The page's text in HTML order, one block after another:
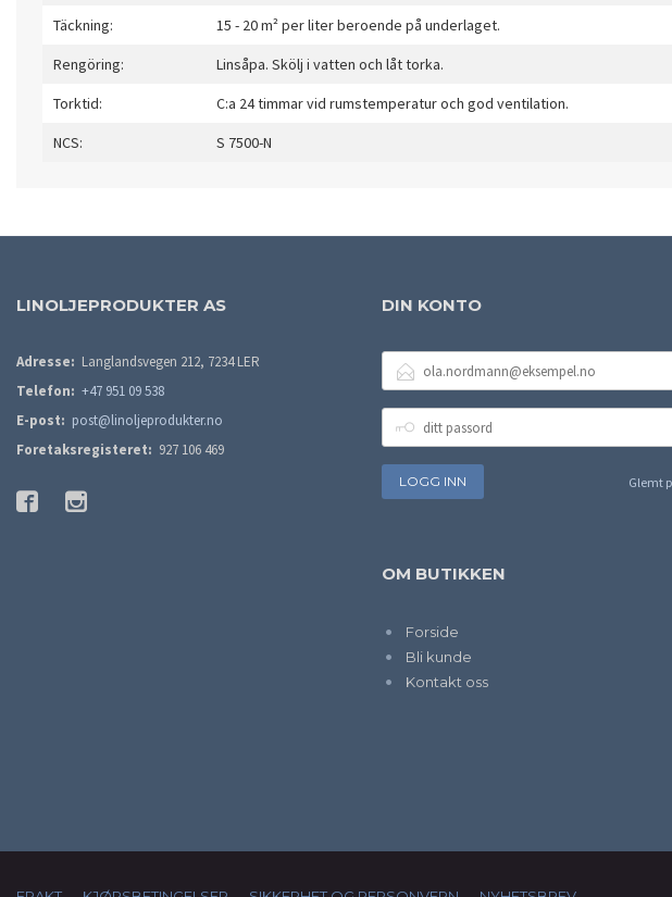
Täckning:
15 - 20 m² per liter beroende på underlaget.
Rengöring:
Linsåpa. Skölj i vatten och låt torka.
Torktid:
C:a 24 timmar vid rumstemperatur och god ventilation.
NCS:
S 7500-N
LINOLJEPRODUKTER AS
Adresse: Langlandsvegen 212, 7234 LER
Telefon: +47 951 09 538
E-post: post@linoljeprodukter.no
Foretaksregisteret: 927 106 469
DIN KONTO
POSTADRESSE
PASSORD
Glemt
OM BUTIKKEN
Forside
Bli kunde
Kontakt oss